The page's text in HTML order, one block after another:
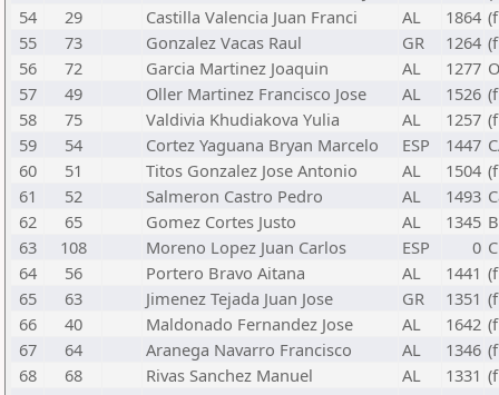
54
29 Castilla Valencia Juan Franci AL 1864
55
73 Gonzalez Vacas Raul GR 1264
56
72 Garcia Martinez Joaquin AL 1277
57
49 Oller Martinez Francisco Jose AL 1526
58
75 Valdivia Khudiakova Yulia AL 1257
59
54 Cortez Yaguana Bryan Marcelo ESP 1447
60
51 Titos Gonzalez Jose Antonio AL 1504
61
52 Salmeron Castro Pedro AL 1493
62
65 Gomez Cortes Justo AL 1345
63
108 Moreno Lopez Juan Carlos ESP 0
64
56 Portero Bravo Aitana AL 1441
65
63 Jimenez Tejada Juan Jose GR 1351
66
40 Maldonado Fernandez Jose AL 1642
67
64 Aranega Navarro Francisco AL 1346
68
68 Rivas Sanchez Manuel AL 1331